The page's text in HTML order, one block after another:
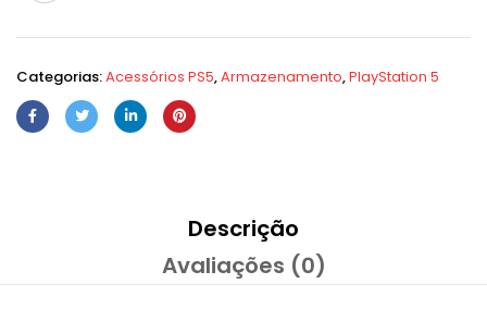
Categorias:Acessórios PS5,Armazenamento,PlayStation 5
Descrição
Avaliações (0)